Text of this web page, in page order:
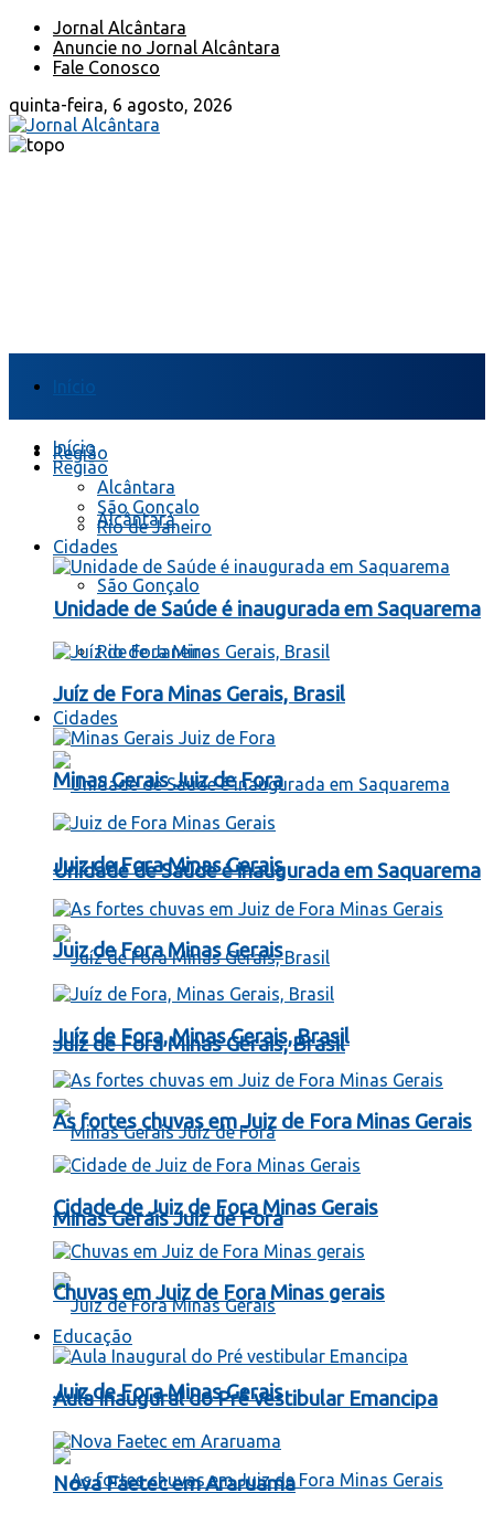
Jornal Alcântara
Anuncie no Jornal Alcântara
Fale Conosco
quinta-feira, 6 agosto, 2026
Início
Região
Alcântara
São Gonçalo
Rio de Janeiro
Cidades
Unidade de Saúde é inaugurada em Saquarema
Juíz de Fora Minas Gerais, Brasil
Minas Gerais Juiz de Fora
Juiz de Fora Minas Gerais
Início
Região
Alcântara
São Gonçalo
Rio de Janeiro
Cidades
Unidade de Saúde é inaugurada em Saquarema
Juíz de Fora Minas Gerais, Brasil
Minas Gerais Juiz de Fora
Juiz de Fora Minas Gerais
Juiz de Fora Minas Gerais
Juíz de Fora, Minas Gerais, Brasil
As fortes chuvas em Juiz de Fora Minas Gerais
Cidade de Juiz de Fora Minas Gerais
Chuvas em Juiz de Fora Minas gerais
Educação
Aula Inaugural do Pré vestibular Emancipa
Nova Faetec em Araruama